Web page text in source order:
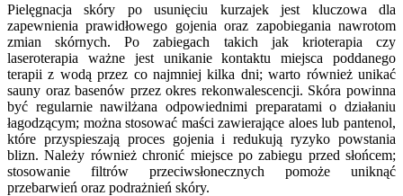
Pielęgnacja skóry po usunięciu kurzajek jest kluczowa dla
zapewnienia prawidłowego gojenia oraz zapobiegania nawrotom
zmian skórnych. Po zabiegach takich jak krioterapia czy
laseroterapia ważne jest unikanie kontaktu miejsca poddanego
terapii z wodą przez co najmniej kilka dni; warto również unikać
sauny oraz basenów przez okres rekonwalescencji. Skóra powinna
być regularnie nawilżana odpowiednimi preparatami o działaniu
łagodzącym; można stosować maści zawierające aloes lub pantenol,
które przyspieszają proces gojenia i redukują ryzyko powstania
blizn. Należy również chronić miejsce po zabiegu przed słońcem;
stosowanie filtrów przeciwsłonecznych pomoże uniknąć
przebarwień oraz podrażnień skóry.